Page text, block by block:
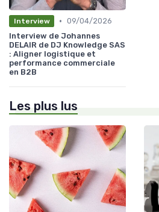
Interview • 09/04/2026
Interview de Johannes
DELAIR de DJ Knowledge SAS
: Aligner logistique et
performance commerciale
en B2B
Les plus lus